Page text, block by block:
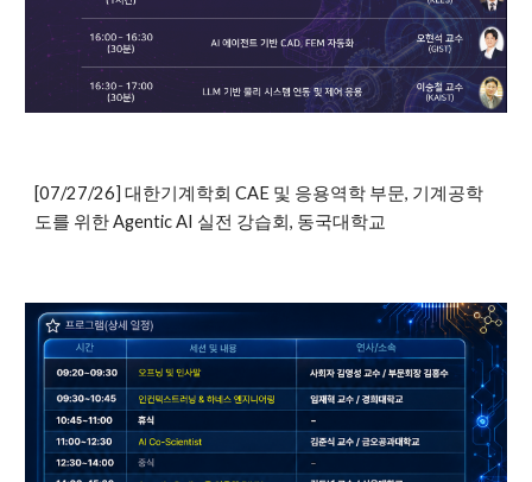
[07/27/26] 대한기계학회 CAE 및 응용역학 부문, 기계공학
도를 위한 Agentic AI 실전 강습회, 동국대학교